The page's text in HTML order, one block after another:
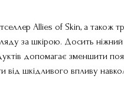
Allies of Skin, а також три
за шкірою. Досить ніжний
допомагає зменшити
від шкідливого впливу